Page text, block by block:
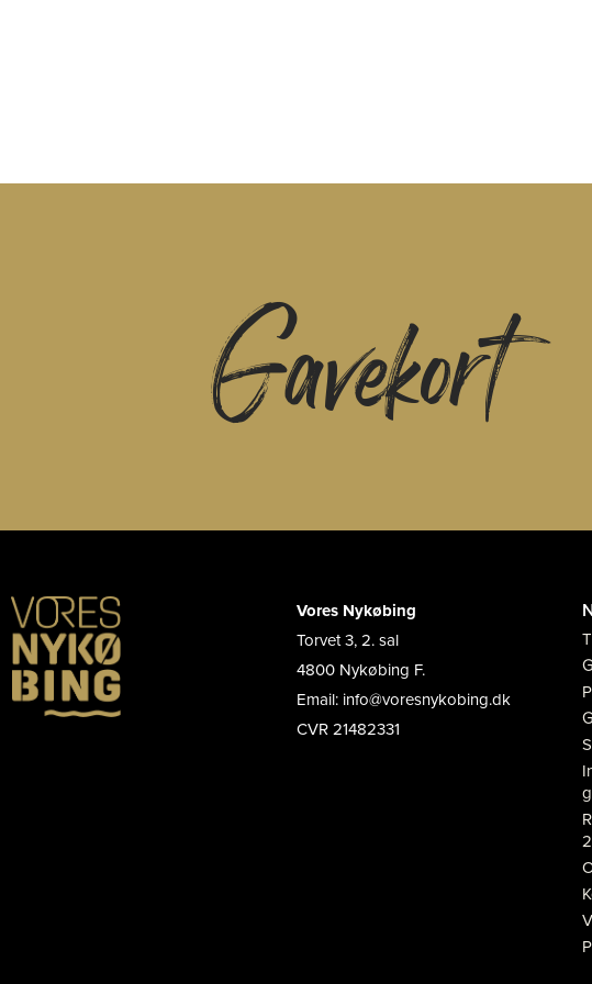
Gavekort
Vores Nykøbing
Torvet 3, 2. sal
4800 Nykøbing F.
Email: info@voresnykobing.dk
CVR 21482331